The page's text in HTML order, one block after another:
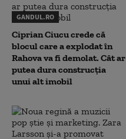
GANDUL.RO
Ciprian Ciucu crede că
blocul care a explodat în
Rahova va fi demolat. Cât ar
putea dura construcția
unui alt imobil